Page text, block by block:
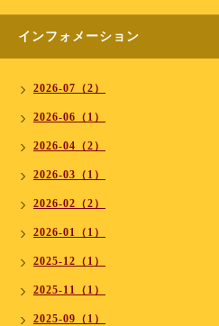
インフォメーション
2026-07（2）
2026-06（1）
2026-04（2）
2026-03（1）
2026-02（2）
2026-01（1）
2025-12（1）
2025-11（1）
2025-09（1）